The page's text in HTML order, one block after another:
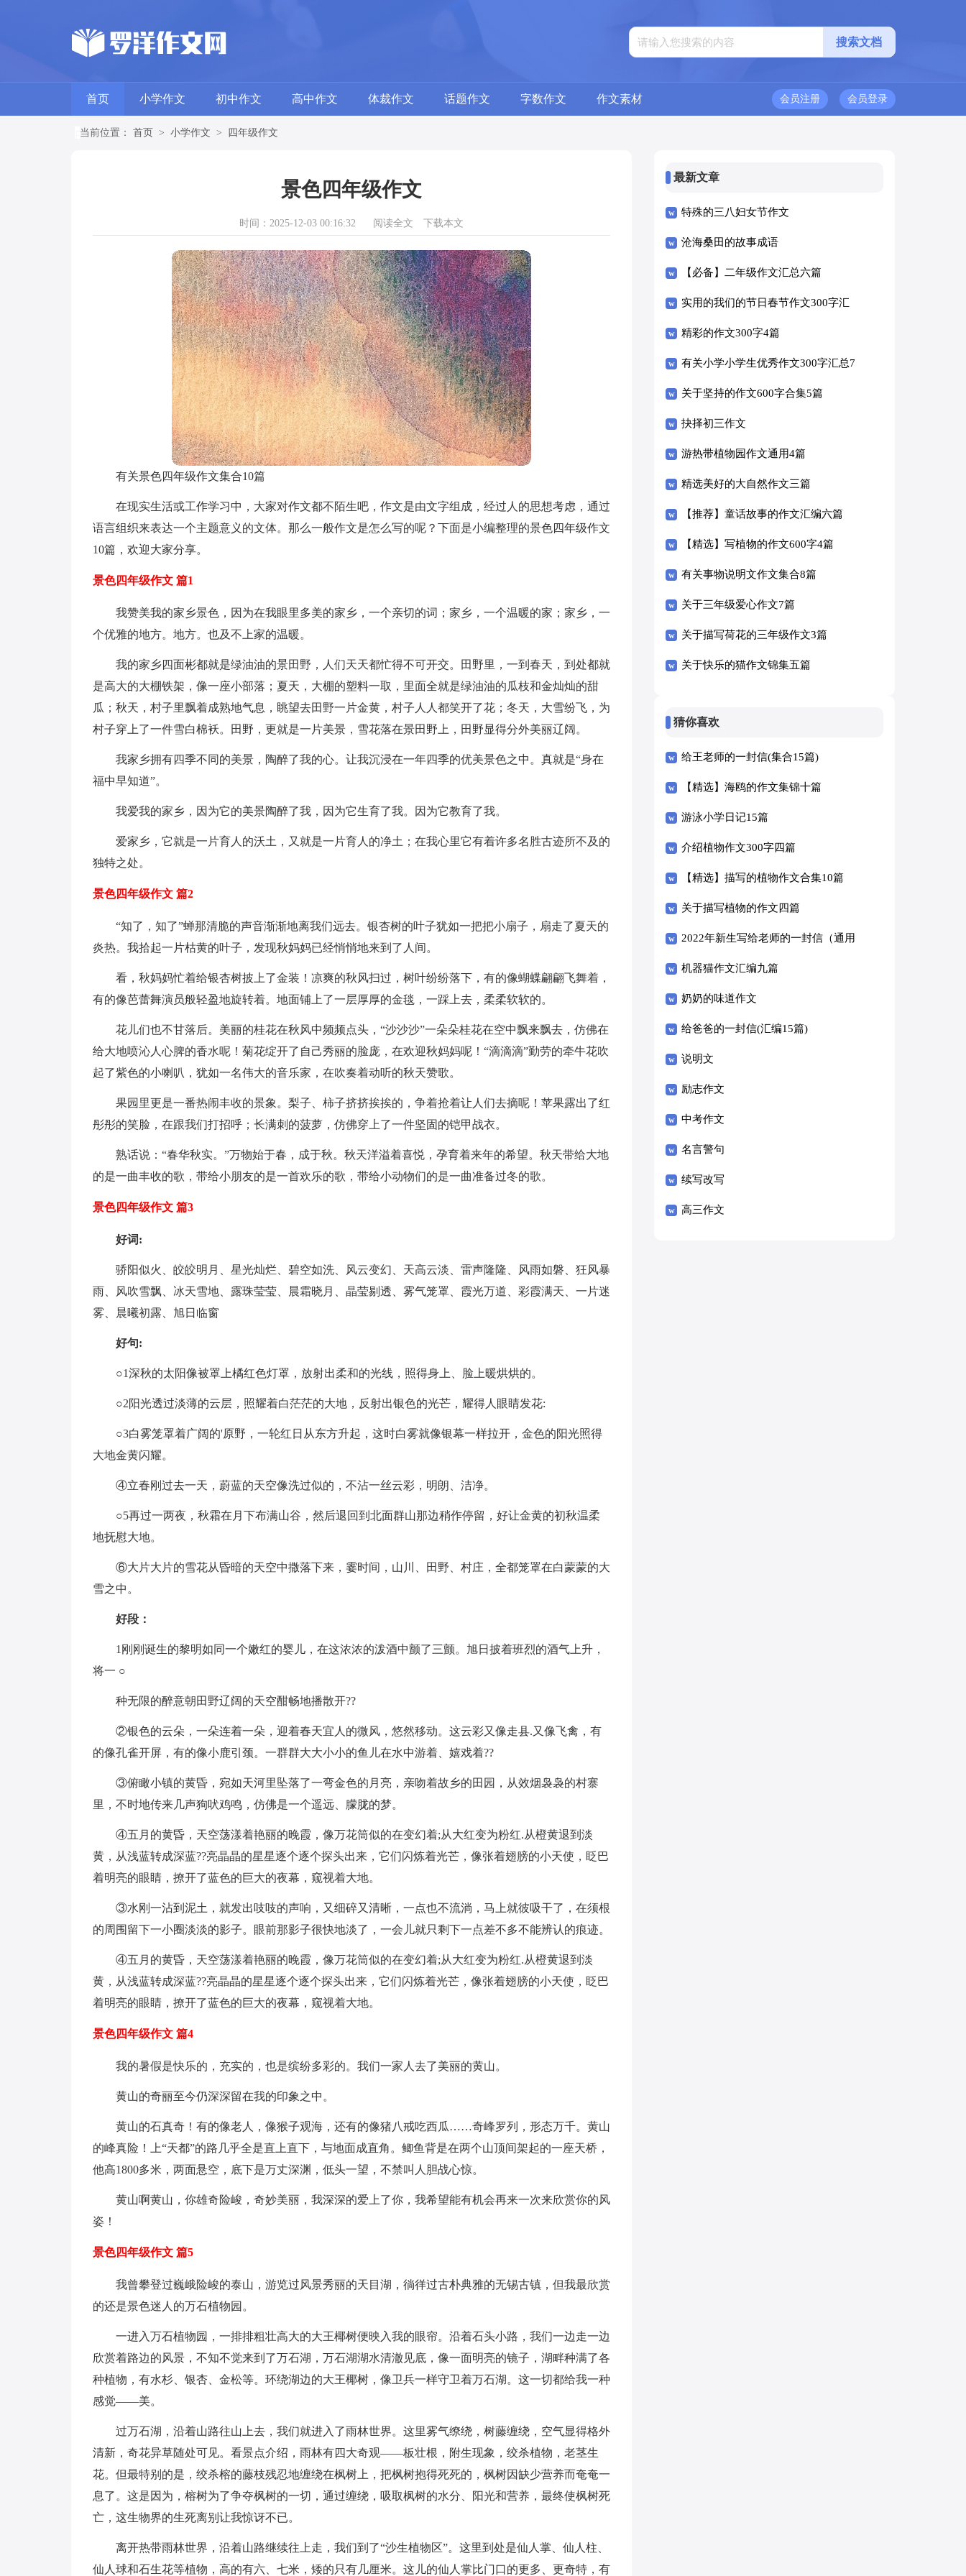
首页 小学作文 初中作文 高中作文 体裁作文 话题作文 字数作文 作文素材 会员登录
会员注册
当前位置： 首页 > 小学作文 > 四年级作文
景色四年级作文
时间：2025-12-03 00:16:32 阅读全文 下载本文
有关景色四年级作文集合10篇
在现实生活或工作学习中，大家对作文都不陌生吧，作文是由文字组成，经过人的思想考虑，通过
语言组织来表达一个主题意义的文体。那么一般作文是怎么写的呢？下面是小编整理的景色四年级作文
10篇，欢迎大家分享。
景色四年级作文 篇1
我赞美我的家乡景色，因为在我眼里多美的家乡，一个亲切的词；家乡，一个温暖的家；家乡，一
个优雅的地方。地方。也及不上家的温暖。
我的家乡四面彬都就是绿油油的景田野，人们天天都忙得不可开交。田野里，一到春天，到处都就
是高大的大棚铁架，像一座小部落；夏天，大棚的塑料一取，里面全就是绿油油的瓜枝和金灿灿的甜
瓜；秋天，村子里飘着成熟地气息，眺望去田野一片金黄，村子人人都笑开了花；冬天，大雪纷飞，为
村子穿上了一件雪白棉袄。田野，更就是一片美景，雪花落在景田野上，田野显得分外美丽辽阔。
我家乡拥有四季不同的美景，陶醉了我的心。让我沉浸在一年四季的优美景色之中。真就是“身在
福中早知道”。
我爱我的家乡，因为它的美景陶醉了我，因为它生育了我。因为它教育了我。
爱家乡，它就是一片育人的沃土，又就是一片育人的净土；在我心里它有着许多名胜古迹所不及的
独特之处。
景色四年级作文 篇2
“知了，知了”蝉那清脆的声音渐渐地离我们远去。银杏树的叶子犹如一把把小扇子，扇走了夏天的
炎热。我拾起一片枯黄的叶子，发现秋妈妈已经悄悄地来到了人间。
看，秋妈妈忙着给银杏树披上了金装！凉爽的秋风扫过，树叶纷纷落下，有的像蝴蝶翩翩飞舞着，
有的像芭蕾舞演员般轻盈地旋转着。地面铺上了一层厚厚的金毯，一踩上去，柔柔软软的。
花儿们也不甘落后。美丽的桂花在秋风中频频点头，“沙沙沙”一朵朵桂花在空中飘来飘去，仿佛在
给大地喷沁人心脾的香水呢！菊花绽开了自己秀丽的脸庞，在欢迎秋妈妈呢！“滴滴滴”勤劳的牵牛花吹
起了紫色的小喇叭，犹如一名伟大的音乐家，在吹奏着动听的秋天赞歌。
果园里更是一番热闹丰收的景象。梨子、柿子挤挤挨挨的，争着抢着让人们去摘呢！苹果露出了红
彤彤的笑脸，在跟我们打招呼；长满刺的菠萝，仿佛穿上了一件坚固的铠甲战衣。
熟话说：“春华秋实。”万物始于春，成于秋。秋天洋溢着喜悦，孕育着来年的希望。秋天带给大地
的是一曲丰收的歌，带给小朋友的是一首欢乐的歌，带给小动物们的是一曲准备过冬的歌。
景色四年级作文 篇3
好词:
骄阳似火、皎皎明月、星光灿烂、碧空如洗、风云变幻、天高云淡、雷声隆隆、风雨如磐、狂风暴
雨、风吹雪飘、冰天雪地、露珠莹莹、晨霜晓月、晶莹剔透、雾气笼罩、霞光万道、彩霞满天、一片迷
雾、晨曦初露、旭日临窗
好句:
○1深秋的太阳像被罩上橘红色灯罩，放射出柔和的光线，照得身上、脸上暖烘烘的。
○2阳光透过淡薄的云层，照耀着白茫茫的大地，反射出银色的光芒，耀得人眼睛发花:
○3白雾笼罩着广阔的'原野，一轮红日从东方升起，这时白雾就像银幕一样拉开，金色的阳光照得
大地金黄闪耀。
④立春刚过去一天，蔚蓝的天空像洗过似的，不沾一丝云彩，明朗、洁净。
○5再过一两夜，秋霜在月下布满山谷，然后退回到北面群山那边稍作停留，好让金黄的初秋温柔
地抚慰大地。
⑥大片大片的雪花从昏暗的天空中撒落下来，霎时间，山川、田野、村庄，全都笼罩在白蒙蒙的大
雪之中。
好段：
1刚刚诞生的黎明如同一个嫩红的婴儿，在这浓浓的泼酒中颤了三颤。旭日披着班烈的酒气上升，
将一 ○
种无限的醉意朝田野辽阔的天空酣畅地播散开??
②银色的云朵，一朵连着一朵，迎着春天宜人的微风，悠然移动。这云彩又像走县.又像飞禽，有
的像孔雀开屏，有的像小鹿引颈。一群群大大小小的鱼儿在水中游着、嬉戏着??
③俯瞰小镇的黄昏，宛如天河里坠落了一弯金色的月亮，亲吻着故乡的田园，从效烟袅袅的村寨
里，不时地传来几声狗吠鸡鸣，仿佛是一个遥远、朦胧的梦。
④五月的黄昏，天空荡漾着艳丽的晚霞，像万花筒似的在变幻着;从大红变为粉红.从橙黄退到淡
黄，从浅蓝转成深蓝??亮晶晶的星星逐个逐个探头出来，它们闪炼着光芒，像张着翅膀的小天使，眨巴
着明亮的眼睛，撩开了蓝色的巨大的夜幕，窥视着大地。
③水刚一沾到泥土，就发出吱吱的声响，又细碎又清晰，一点也不流淌，马上就彼吸干了，在须根
的周围留下一小圈淡淡的影子。眼前那影子很快地淡了，一会儿就只剩下一点差不多不能辨认的痕迹。
④五月的黄昏，天空荡漾着艳丽的晚霞，像万花筒似的在变幻着;从大红变为粉红.从橙黄退到淡
黄，从浅蓝转成深蓝??亮晶晶的星星逐个逐个探头出来，它们闪炼着光芒，像张着翅膀的小天使，眨巴
着明亮的眼睛，撩开了蓝色的巨大的夜幕，窥视着大地。
景色四年级作文 篇4
我的暑假是快乐的，充实的，也是缤纷多彩的。我们一家人去了美丽的黄山。
黄山的奇丽至今仍深深留在我的印象之中。
黄山的石真奇！有的像老人，像猴子观海，还有的像猪八戒吃西瓜……奇峰罗列，形态万千。黄山
的峰真险！上“天都”的路几乎全是直上直下，与地面成直角。鲫鱼背是在两个山顶间架起的一座天桥，
他高1800多米，两面悬空，底下是万丈深渊，低头一望，不禁叫人胆战心惊。
黄山啊黄山，你雄奇险峻，奇妙美丽，我深深的爱上了你，我希望能有机会再来一次来欣赏你的风
姿！
景色四年级作文 篇5
我曾攀登过巍峨险峻的泰山，游览过风景秀丽的天目湖，徜徉过古朴典雅的无锡古镇，但我最欣赏
的还是景色迷人的万石植物园。
一进入万石植物园，一排排粗壮高大的大王椰树便映入我的眼帘。沿着石头小路，我们一边走一边
欣赏着路边的风景，不知不觉来到了万石湖，万石湖湖水清澈见底，像一面明亮的镜子，湖畔种满了各
种植物，有水杉、银杏、金松等。环绕湖边的大王椰树，像卫兵一样守卫着万石湖。这一切都给我一种
感觉——美。
过万石湖，沿着山路往山上去，我们就进入了雨林世界。这里雾气缭绕，树藤缠绕，空气显得格外
清新，奇花异草随处可见。看景点介绍，雨林有四大奇观——板壮根，附生现象，绞杀植物，老茎生
花。但最特别的是，绞杀榕的藤枝残忍地缠绕在枫树上，把枫树抱得死死的，枫树因缺少营养而奄奄一
息了。这是因为，榕树为了争夺枫树的一切，通过缠绕，吸取枫树的水分、阳光和营养，最终使枫树死
亡，这生物界的生死离别让我惊讶不已。
离开热带雨林世界，沿着山路继续往上走，我们到了“沙生植物区”。这里到处是仙人掌、仙人柱、
仙人球和石生花等植物，高的有六、七米，矮的只有几厘米。这儿的仙人掌比门口的更多、更奇特，有
最新文章
特殊的三八妇女节作文
沧海桑田的故事成语
【必备】二年级作文汇总六篇
实用的我们的节日春节作文300字汇
编十篇
精彩的作文300字4篇
有关小学小学生优秀作文300字汇总7
篇
关于坚持的作文600字合集5篇
抉择初三作文
游热带植物园作文通用4篇
精选美好的大自然作文三篇
【推荐】童话故事的作文汇编六篇
【精选】写植物的作文600字4篇
有关事物说明文作文集合8篇
关于三年级爱心作文7篇
关于描写荷花的三年级作文3篇
关于快乐的猫作文锦集五篇
猜你喜欢
给王老师的一封信(集合15篇)
【精选】海鸥的作文集锦十篇
游泳小学日记15篇
介绍植物作文300字四篇
【精选】描写的植物作文合集10篇
关于描写植物的作文四篇
2022年新生写给老师的一封信（通用
8篇）
机器猫作文汇编九篇
奶奶的味道作文
给爸爸的一封信(汇编15篇)
说明文
励志作文
中考作文
名言警句
续写改写
高三作文